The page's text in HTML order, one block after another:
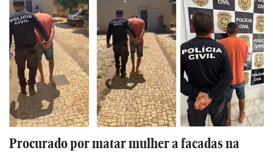
Procurado por matar mulher a facadas na